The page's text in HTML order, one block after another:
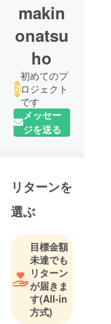
makin
onatsu
ho
初めてのプ
ロジェクト
です
メッセー
ジを送る
リターンを
選ぶ
目標金額
未達でも
リターン
が届きま
す(All-in
方式)